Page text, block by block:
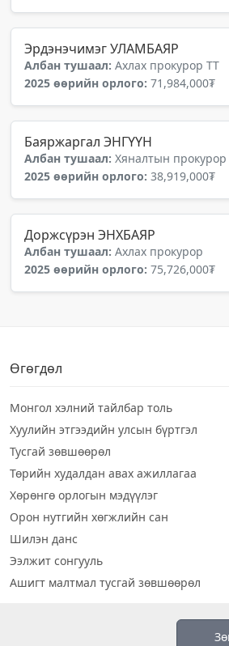
Эрдэнэчимэг УЛАМБАЯР
Албан тушаал: Ахлах прокурор ТТ
2025 өөрийн орлого: 71,984,000₮
Баяржаргал ЭНГҮҮН
Албан тушаал: Хяналтын прокурор
2025 өөрийн орлого: 38,919,000₮
Доржсүрэн ЭНХБАЯР
Албан тушаал: Ахлах прокурор
2025 өөрийн орлого: 75,726,000₮
Өгөгдөл
Монгол хэлний тайлбар толь
Хуулийн этгээдийн улсын бүртгэл
Тусгай зөвшөөрөл
Төрийн худалдан авах ажиллагаа
Хөрөнгө орлогын мэдүүлэг
Орон нутгийн хөгжлийн сан
Шилэн данс
Ээлжит сонгууль
Ашигт малтмал тусгай зөвшөөрөл